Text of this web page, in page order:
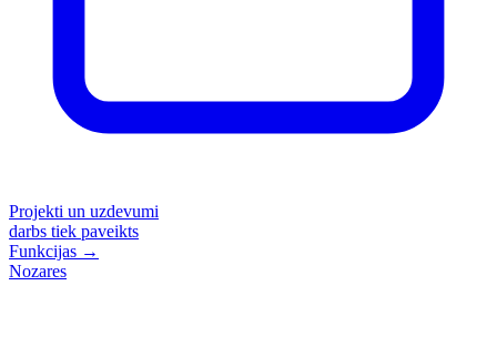
Projekti un uzdevumi
darbs tiek paveikts
Funkcijas →
Nozares